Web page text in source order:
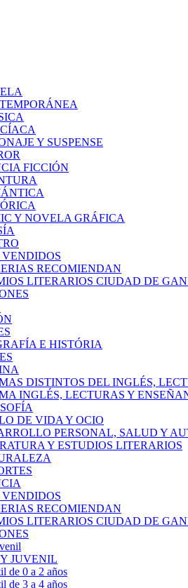
Y SUSPENSE
FICCIÓN
Y NOVELA GRÁFICA
RECOMIENDAN
LITERARIOS CIUDAD DE
E HISTÓRIA
DISTINTOS DEL INGLÉS,
INGLÉS, LECTURAS Y
DE VIDA Y OCIO
PERSONAL, SALUD Y
Y ESTUDIOS LITERARIOS
RECOMIENDAN
LITERARIOS CIUDAD DE
JUVENIL
de 0 a 2 años
de 3 a 4 años